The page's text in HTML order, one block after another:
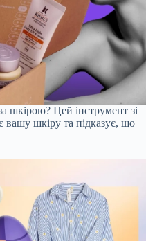
шкірою? Цей інструмент зі
вашу шкіру та підказує, що